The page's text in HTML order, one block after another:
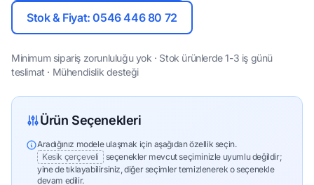
Stok & Fiyat: 0546 446 80 72
Minimum sipariş zorunluluğu yok · Stok ürünlerde 1-3 iş günü
teslimat · Mühendislik desteği
Ürün Seçenekleri
Aradığınız modele ulaşmak için aşağıdan özellik seçin.
Kesik çerçeveli
seçenekler mevcut seçiminizle uyumlu değildir;
yine de tıklayabilirsiniz, diğer seçimler temizlenerek o seçenekle
devam edilir.